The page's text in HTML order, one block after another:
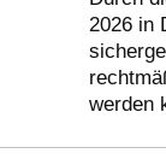
2026 in
werden